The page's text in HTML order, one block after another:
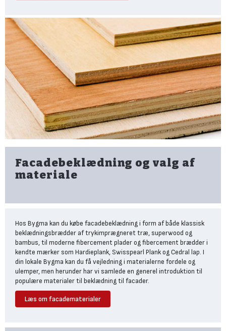
beskytte den bagvedliggende konstruktion mod fugt, regn, sne,
blæst og de mange temperaturudsving, som de danske sæsoner
byder på.
Især fordi det danske klima er så forskelligt gennem året,
udsættes facaderne for meget store temperaturforskelle, høj
luftfugtighed, der i kystområder også er meget saltholdig,
frost/tø-cyklusser samt periodisk kraftig regn og storm.'
Anden fysisk slid på
overfladebehandling og
materialer
Ud over at boligens facade skal modstå vejrets generelle slidtage,
UV-stråling, kraftig vind, regn og hagl, skal facader også kunne
modstå fysisk slid fra en lang række andre faktorer.''
Planter, buske og anden bevoksning tæt på facaden påvirker både
overfladebehandling.
Vælg facadebeklædningen med
tanke på placering og
vedligehold
Alt ovenstående skal du tænke ind, længe før du beslutter, om det
skal være lodret facadebeklædning, en træfacade, eller hvordan
den skal males eller se ud. For den udvendige facadebeklædning
bidrager til meget mere end boligens udseende. Du skal derfor tage
Facadebeklædning og valg af
materiale
Hos Bygma kan du købe facadebeklædning i form af både klassisk
beklædningsbrædder af trykimprægneret træ, superwood og
bambus, til moderne fibercement plader og fibercement brædder i
kendte mærker som Hardieplank, Swisspearl Plank og Cedral lap. I
din lokale Bygma kan du få vejledning i materialerne fordele og
ulemper, men herunder har vi samlede en generel introduktion til
populære materialer til beklædning til facader.
Træbeklædning - klassisk
Læs om facadematerialer